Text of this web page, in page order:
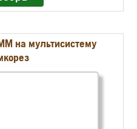
на мультисистему